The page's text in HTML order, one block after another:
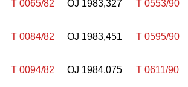
T 0065/82 OJ 1983,327 T 0553/90
T 0084/82 OJ 1983,451 T 0595/90
T 0094/82 OJ 1984,075 T 0611/90